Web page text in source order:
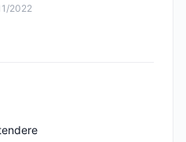
2022